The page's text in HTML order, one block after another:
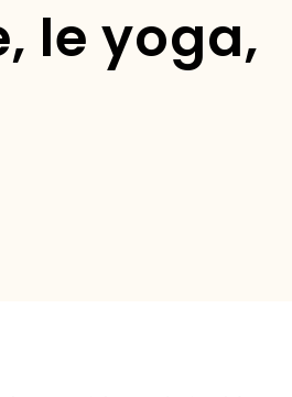
le yoga,